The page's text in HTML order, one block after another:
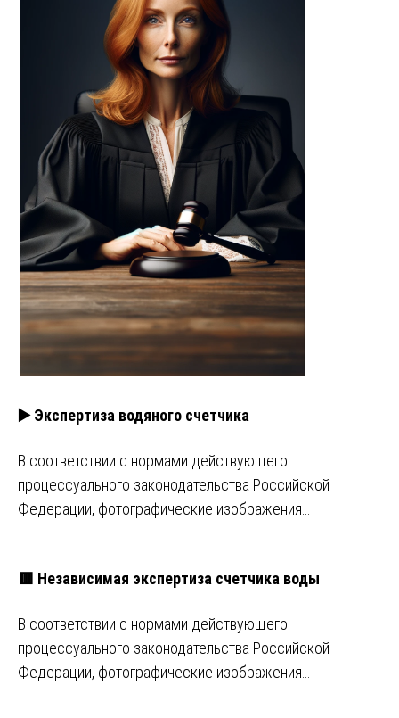
▶️ Экспертиза водяного счетчика
В соответствии с нормами действующего
процессуального законодательства Российской
Федерации, фотографические изображения…
🟥 Независимая экспертиза счетчика воды
В соответствии с нормами действующего
процессуального законодательства Российской
Федерации, фотографические изображения…